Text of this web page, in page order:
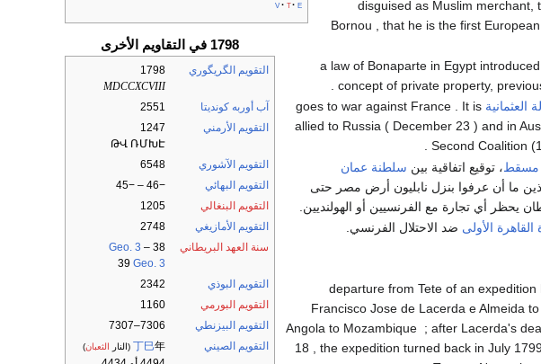
v t e
1798 في التقاويم الأخرى
التقويم الگريگوري
1798
MDCCXCVIII
آب أوربه كونديتا
2551
التقويم الأرمني
1247
ԹՎ ՌՄԽԷ
التقويم الآشوري
6548
التقويم البهائي
−46 – −45
التقويم البنغالي
1205
التقويم الأمازيغي
2748
سنة العهد البريطاني
38
Geo. 3 –
39 Geo. 3
التقويم البوذي
2342
التقويم البورمي
1160
التقويم البيزنطي
7306–7307
التقويم الصيني
丁巳年 (النار الثعبان)
disguised as Muslim merchant,
Bornou , that he is the first
- a law of Bonaparte in Egypt
concept of private property,
العثمانية goes to war against France . It is
allied to Russia ( December 23 ) and in
Second Coalition
مسقط، توقيع اتفاقية بين سلطنة عمان
ما أن عرفوا بنزل نابليون أرض مصر حتى
يحظر أي تجارة مع الفرنسيين أو الهولنديين.
القاهرة الأولى ضد الاحتلال الفرنسي.
- departure from Tete of an expedition
Francisco Jose de Lacerda e Almeida
Angola to Mozambique ; after Lacerda's
18 , the expedition turned back in July